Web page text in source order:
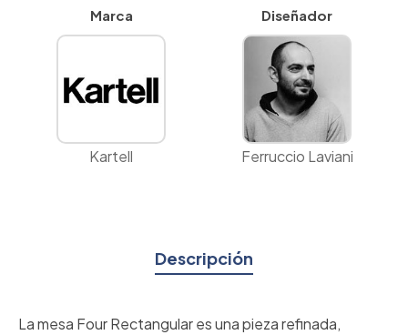
Marca
Kartell
Diseñador
Ferruccio Laviani
Descripción
La mesa Four Rectangular es una pieza refinada,